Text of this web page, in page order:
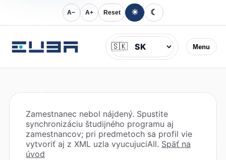
A− A+ Reset ☀ ☾
Menu
Jazyk
🇸🇰
Zamestnanec nebol nájdený. Spustite
synchronizáciu študijného programu aj
zamestnancov; pri predmetoch sa profil vie
vytvoriť aj z XML uzla vyucujuciAll. Späť na
úvod